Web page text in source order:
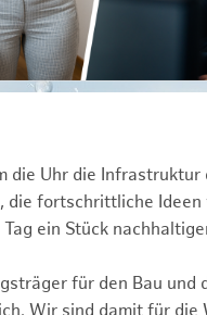
die Uhr die Infrastruktur
die fortschrittliche
ein Stück
für den Bau und